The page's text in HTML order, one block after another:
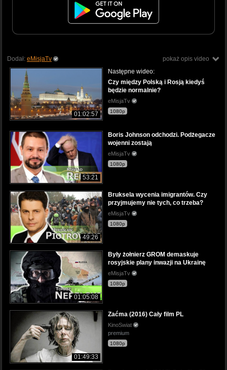
pokaż opis video
Dodał: eMisjaTv
01:02:57
Następne wideo:
Czy między Polską i Rosją kiedyś
będzie normalnie?
eMisjaTv
1080p
53:21
Boris Johnson odchodzi. Podżegacze
wojenni zostają
eMisjaTv
1080p
49:26
Bruksela wycenia imigrantów. Czy
przyjmujemy nie tych, co trzeba?
eMisjaTv
1080p
01:05:08
Były żołnierz GROM demaskuje
rosyjskie plany inwazji na Ukrainę
eMisjaTv
1080p
01:49:33
Zaćma (2016) Cały film PL
KinoSwiat
premium
1080p